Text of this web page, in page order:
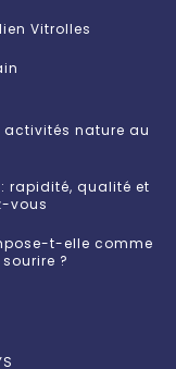
Vitrolles
activités nature au
rapidité, qualité et
vous
t-elle comme
?